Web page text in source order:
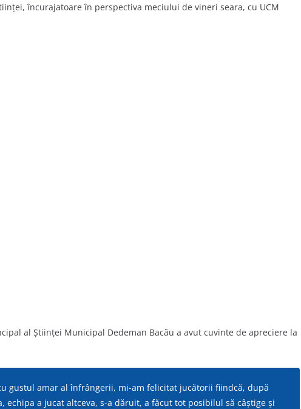
încurajatoare în perspectiva meciului de vineri seara, cu UCM
al Ştiinţei Municipal Dedeman Bacău a avut cuvinte de apreciere la
gustul amar al înfrângerii, mi-am felicitat jucătorii fiindcă, după
echipa a jucat altceva, s-a dăruit, a făcut tot posibilul să câştige şi